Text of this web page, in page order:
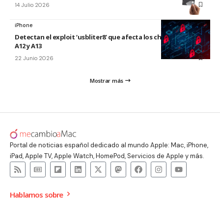
14 Julio 2026
iPhone
Detectan el exploit ‘usbliter8’ que afecta los chips de Apple
A12 y A13
22 Junio 2026
Mostrar más
Portal de noticias español dedicado al mundo Apple: Mac, iPhone,
iPad, Apple TV, Apple Watch, HomePod, Servicios de Apple y más.
Hablamos sobre